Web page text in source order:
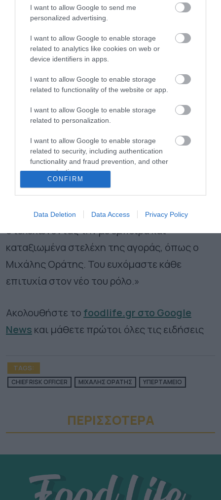
I want to allow Google to send me
personalized advertising.
I want to allow Google to enable storage
related to analytics like cookies on web or
device identifiers in apps.
I want to allow Google to enable storage
related to functionality of the website or app.
I want to allow Google to enable storage
related to personalization.
I want to allow Google to enable storage
related to security, including authentication
functionality and fraud prevention, and other
user protection.
CONFIRM
Data Deletion Data Access Privacy Policy
Σύμβουλος του Υπερταμείου δήλωσε:«Η
τεκμηριωμένη πληροφόρηση και οδηγούν
στην ορθότερη και αποδοτικότερη
διαχείριση της δημόσιας περιουσίας και τον
πολλαπλασιασμό της αξίας της για το
Ελληνικό Δημόσιο και την κοινωνία, είναι
μετεξέλιξής μας σε Public Wealth Fund,
προχωράμε αποφασιστικά στην εφαρμογή
βέλτιστων πρακτικών σύμφωνα με τα διεθνή
πρότυπα, και θωρακίζουμε το Υπερταμείο με
τη δημιουργία διεύθυνσης Risk Management,
στελεχώνοντάς την µε έμπειρα και
καταξιωμένα στελέχη της αγοράς, όπως ο
Μιχάλης Οράτης. Του ευχόμαστε κάθε
επιτυχία στον νέο του ρόλο.»
Ακολουθήστε το foodlife.gr στο Google
News και μάθετε πρώτοι όλες τις ειδήσεις
TAGS:
CHIEF RISK OFFICER ΜΙΧΑΛΗΣ ΟΡΑΤΗΣ ΥΠΕΡΤΑΜΕΙΟ
ΠΕΡΙΣΣΟΤΕΡA